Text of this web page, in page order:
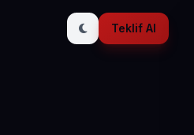
Teklif Al